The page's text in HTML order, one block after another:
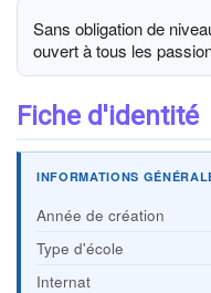
Sans obligation de
ouvert à tous les
Fiche d'identité
INFORMATIONS
Année de création
Type d'école
Internat